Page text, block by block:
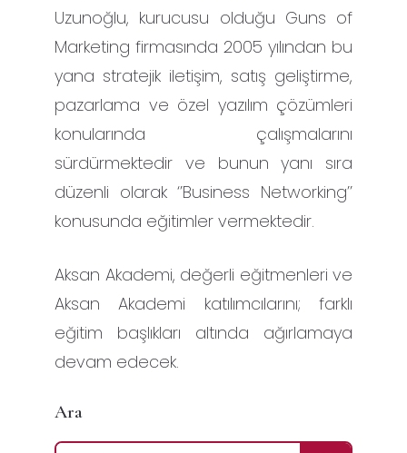
Uzunoğlu, kurucusu olduğu Guns of
Marketing firmasında 2005 yılından bu
yana stratejik iletişim, satış geliştirme,
pazarlama ve özel yazılım çözümleri
konularında çalışmalarını
sürdürmektedir ve bunun yanı sıra
düzenli olarak ‘’Business Networking’’
konusunda eğitimler vermektedir.
Aksan Akademi, değerli eğitmenleri ve
Aksan Akademi katılımcılarını; farklı
eğitim başlıkları altında ağırlamaya
devam edecek.
Ara